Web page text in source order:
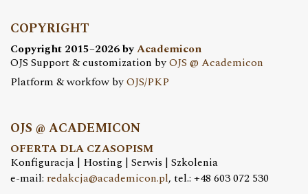
COPYRIGHT
Copyright 2015–2026 byAcademicon
OJS Support & customization byOJS @ Academicon
Platform & workfow byOJS/PKP
OJS @ ACADEMICON
OFERTA DLA CZASOPISM
Konfiguracja | Hosting | Serwis | Szkolenia
e-mail: redakcja@academicon.pl, tel.: +48 603 072 530